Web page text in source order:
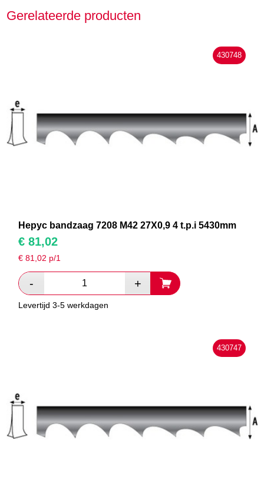
Gerelateerde producten
430748
Hepyc bandzaag 7208 M42 27X0,9 4 t.p.i 5430mm
€ 81,02
€81,02 p/1
Levertijd 3-5 werkdagen
430747